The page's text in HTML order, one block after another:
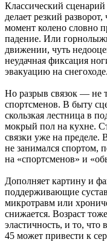
Классический
делает резкий
момент колено словно
падение. Или
движении, чуть
неудачная фиксация
эвакуацию на снегоходе.
Но разрыв связок — не
спортсменов. В быту
скользкая лестница в
мокрый пол на кухне.
связки уже на пределе.
не занимался спортом,
на «спортсменов» и
Дополняет картину и
поддерживающие
микротравм или
снижается. Возраст
эластичность, и то, что
45 может привести к